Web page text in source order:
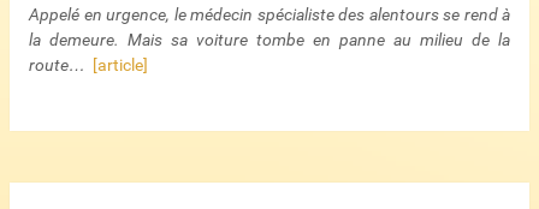
Appelé en urgence, le médecin spécialiste des alentours se rend à
la demeure. Mais sa voiture tombe en panne au milieu de la
route…
[article]